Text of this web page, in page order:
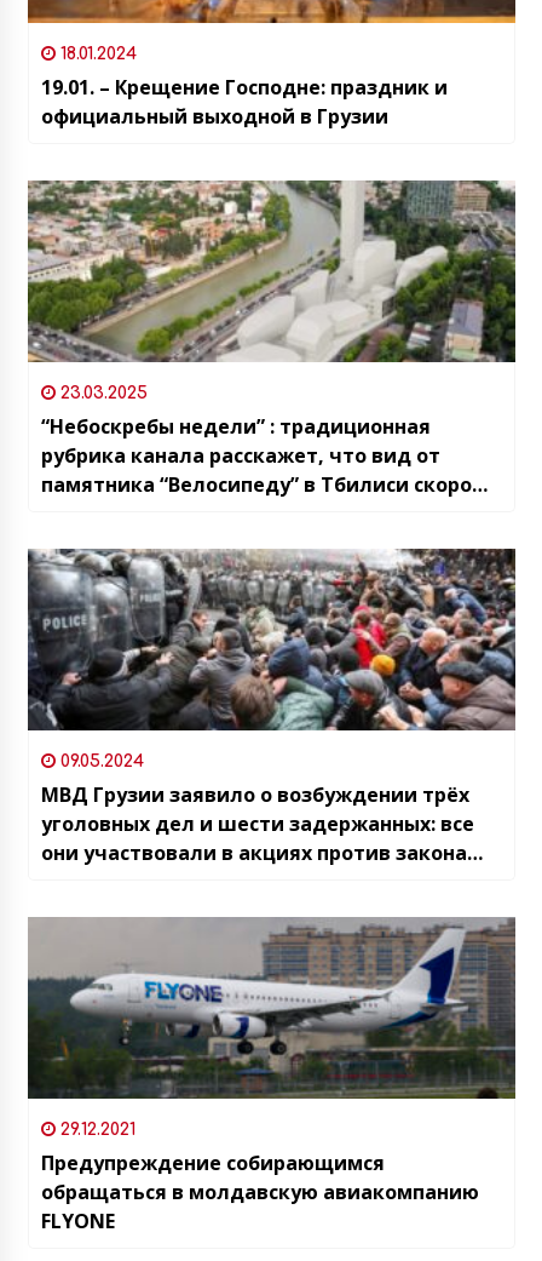
18.01.2024
19.01. – Крещение Господне: праздник и
официальный выходной в Грузии
23.03.2025
“Небоскребы недели” : традиционная
рубрика канала расскажет, что вид от
памятника “Велосипеду” в Тбилиси скоро
09.05.2024
МВД Грузии заявило о возбуждении трёх
уголовных дел и шести задержанных: все
они участвовали в акциях против закона
29.12.2021
Предупреждение собирающимся
обращаться в молдавскую авиакомпанию
FLYONE